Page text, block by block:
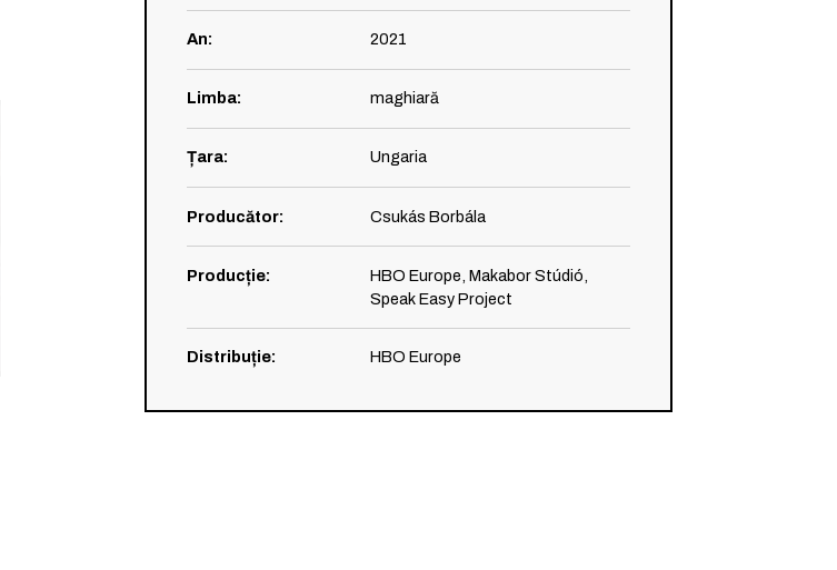
An: 2021
Limba: maghiară
Țara: Ungaria
Producător: Csukás Borbála
Producție:
HBO Europe, Makabor Stúdió,
Speak Easy Project
Distribuție: HBO Europe